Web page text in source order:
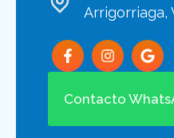
Arrigorriaga,
Contacto